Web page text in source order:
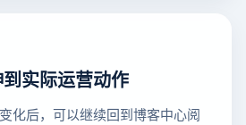
实际运营动作
化后，可以继续回到博客中心阅